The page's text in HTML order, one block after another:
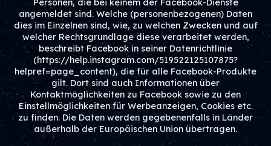
Personen, die bei keinem der Facebook-Dienste
angemeldet sind. Welche (personenbezogenen) Daten
dies im Einzelnen sind, wie, zu welchen Zwecken und auf
welcher Rechtsgrundlage diese verarbeitet werden,
beschreibt Facebook in seiner Datenrichtlinie
(https://help.instagram.com/519522125107875?
helpref=page_content), die für alle Facebook-Produkte
gilt. Dort sind auch Informationen über
Kontaktmöglichkeiten zu Facebook sowie zu den
Einstellmöglichkeiten für Werbeanzeigen, Cookies etc.
zu finden. Die Daten werden gegebenenfalls in Länder
außerhalb der Europäischen Union übertragen.